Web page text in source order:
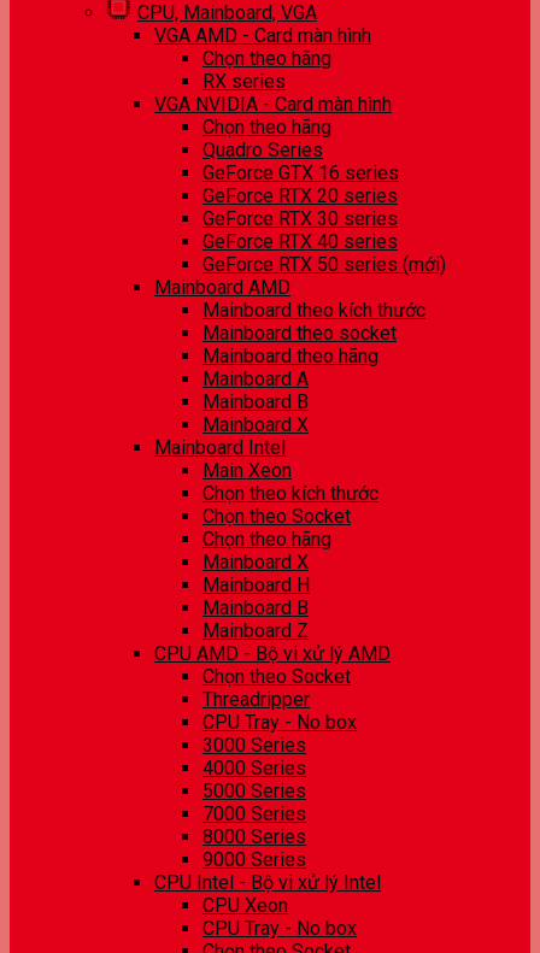
CPU, Mainboard, VGA
VGA AMD - Card màn hình
Chọn theo hãng
RX series
VGA NVIDIA - Card màn hình
Chọn theo hãng
Quadro Series
GeForce GTX 16 series
GeForce RTX 20 series
GeForce RTX 30 series
GeForce RTX 40 series
GeForce RTX 50 series (mới)
Mainboard AMD
Mainboard theo kích thước
Mainboard theo socket
Mainboard theo hãng
Mainboard A
Mainboard B
Mainboard X
Mainboard Intel
Main Xeon
Chọn theo kích thước
Chọn theo Socket
Chọn theo hãng
Mainboard X
Mainboard H
Mainboard B
Mainboard Z
CPU AMD - Bộ vi xử lý AMD
Chọn theo Socket
Threadripper
CPU Tray - No box
3000 Series
4000 Series
5000 Series
7000 Series
8000 Series
9000 Series
CPU Intel - Bộ vi xử lý Intel
CPU Xeon
CPU Tray - No box